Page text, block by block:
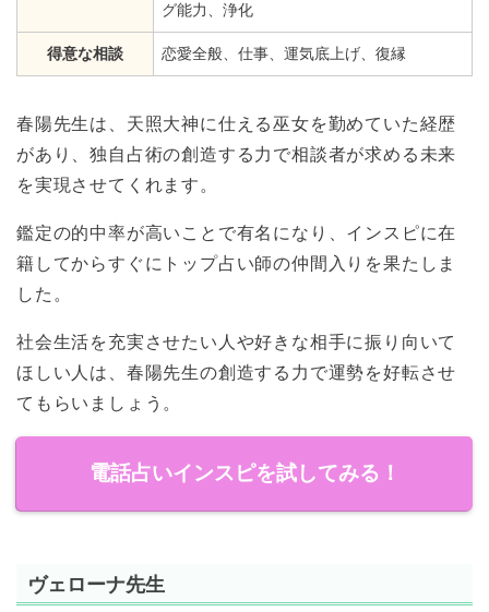
グ能力、浄化
得意な相談 恋愛全般、仕事、運気底上げ、復縁
春陽先生は、天照大神に仕える巫女を勤めていた経歴
があり、独自占術の創造する力で相談者が求める未来
を実現させてくれます。
鑑定の的中率が高いことで有名になり、インスピに在
籍してからすぐにトップ占い師の仲間入りを果たしま
した。
社会生活を充実させたい人や好きな相手に振り向いて
ほしい人は、春陽先生の創造する力で運勢を好転させ
てもらいましょう。
電話占いインスピを試してみる！
ヴェローナ先生